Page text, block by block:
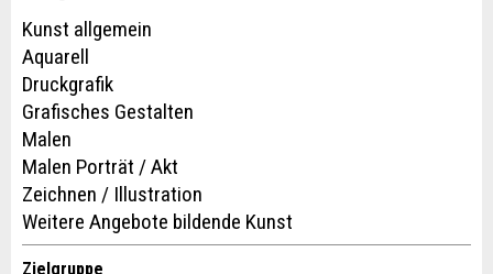
Adresse
Kunst allgemein
Aquarell
Druckgrafik
Grafisches Gestalten
Malen
Malen Porträt / Akt
Zeichnen / Illustration
Weitere Angebote bildende Kunst
Zielgruppe